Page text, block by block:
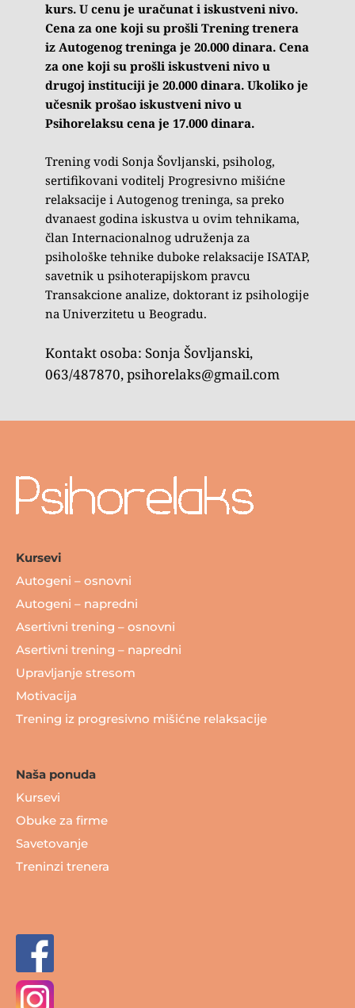
kurs. U cenu je uračunat i iskustveni nivo.
Cena za one koji su prošli Trening trenera
iz Autogenog treninga je 20.000 dinara. Cena
za one koji su prošli iskustveni nivo u
drugoj instituciji je 20.000 dinara. Ukoliko je
učesnik prošao iskustveni nivo u
Psihorelaksu cena je 17.000 dinara.
Trening vodi Sonja Šovljanski, psiholog,
sertifikovani voditelj Progresivno mišićne
relaksacije i Autogenog treninga, sa preko
dvanaest godina iskustva u ovim tehnikama,
član Internacionalnog udruženja za
psihološke tehnike duboke relaksacije ISATAP,
savetnik u psihoterapijskom pravcu
Transakcione analize, doktorant iz psihologije
na Univerzitetu u Beogradu.
Kontakt osoba: Sonja Šovljanski,
063/487870, psihorelaks@gmail.com
Kursevi
Autogeni – osnovni
Autogeni – napredni
Asertivni trening – osnovni
Asertivni trening – napredni
Upravljanje stresom
Motivacija
Trening iz progresivno mišićne relaksacije
Naša ponuda
Kursevi
Obuke za firme
Savetovanje
Treninzi trenera